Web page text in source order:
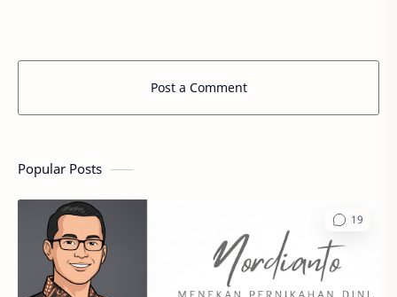
Post a Comment
Popular Posts